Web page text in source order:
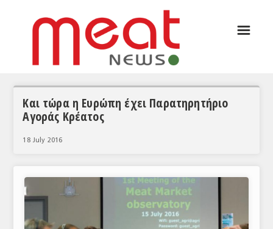
ΣΥΝΕΝΤΕΥΞΕΙΣ
ΘΕΜΑΤΑ
ΚΟΣΜΟΣ
ΕΙΔΗΣΕΙΣ
☰
Και τώρα η Ευρώπη έχει Παρατηρητήριο
Αγοράς Κρέατος
18 July 2016